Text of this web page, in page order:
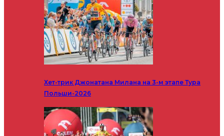
Хет-трик Джонатана Милана на 3-м этапе Тура
Польши-2026